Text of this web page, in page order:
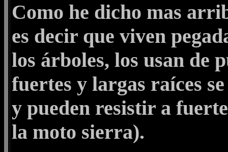
Como he dicho mas
es decir que viven
los árboles, los usan de
fuertes y largas raíces
y pueden resistir a
la moto sierra).